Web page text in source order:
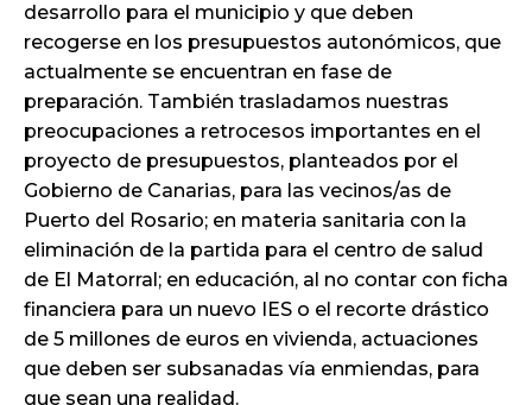
desarrollo para el municipio y que deben
recogerse en los presupuestos autonómicos, que
actualmente se encuentran en fase de
preparación. También trasladamos nuestras
preocupaciones a retrocesos importantes en el
proyecto de presupuestos, planteados por el
Gobierno de Canarias, para las vecinos/as de
Puerto del Rosario; en materia sanitaria con la
eliminación de la partida para el centro de salud
de El Matorral; en educación, al no contar con ficha
financiera para un nuevo IES o el recorte drástico
de 5 millones de euros en vivienda, actuaciones
que deben ser subsanadas vía enmiendas, para
que sean una realidad.